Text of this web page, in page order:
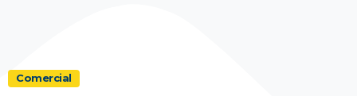
Comercial